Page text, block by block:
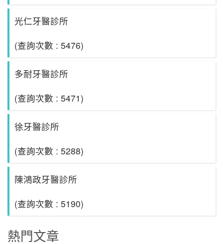
光仁牙醫診所
(查詢次數 : 5476)
多耐牙醫診所
(查詢次數 : 5471)
徐牙醫診所
(查詢次數 : 5288)
陳鴻政牙醫診所
(查詢次數 : 5190)
熱門文章